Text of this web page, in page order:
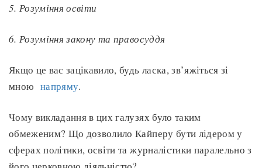
5. Розуміння освіти
6. Розуміння закону та правосуддя
Якщо це вас зацікавило, будь ласка, зв’яжіться зі
мною напряму.
Чому викладання в цих галузях було таким
обмеженим? Що дозволило Кайперу бути лідером у
сферах політики, освіти та журналістики паралельно з